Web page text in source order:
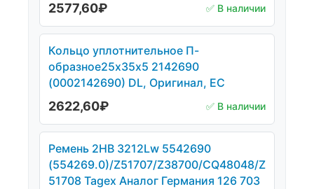
2577,60₽ ✅ В наличии
Кольцо уплотнительное П-
образное25х35х5 2142690
(0002142690) DL, Оригинал, ЕС
2622,60₽ ✅ В наличии
Ремень 2HB 3212Lw 5542690
(554269.0)/Z51707/Z38700/CQ48048/Z
51708 Tagex Аналог Германия 126 703